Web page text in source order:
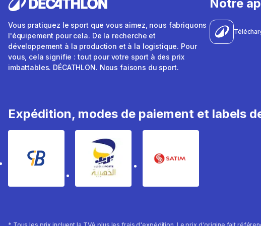
Vous pratiquez le sport que vous aimez, nous fabriquons
l'équipement pour cela. De la recherche et
développement à la production et à la logistique. Pour
vous, cela signifie : tout pour votre sport à des prix
imbattables. DÉCATHLON. Nous faisons du sport.
Notre
Expédition, modes de paiement et labels